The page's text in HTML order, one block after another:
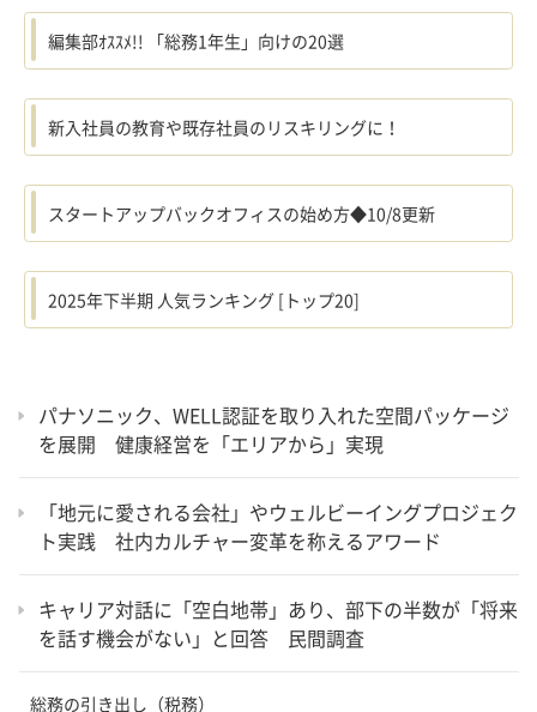
パナソニック、WELL認証を取り入れた空間パッケージ
を展開 健康経営を「エリアから」実現
「地元に愛される会社」やウェルビーイングプロジェク
ト実践 社内カルチャー変革を称えるアワード
キャリア対話に「空白地帯」あり、部下の半数が「将来
を話す機会がない」と回答 民間調査
総務の引き出し（税務）
編集部ｵｽｽﾒ!! 「総務1年生」向けの20選
新入社員の教育や既存社員のリスキリングに！
スタートアップバックオフィスの始め方◆10/8更新
2025年下半期 人気ランキング [トップ20]